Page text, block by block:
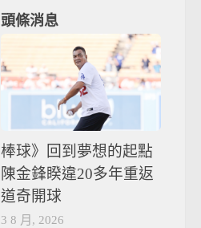
頭條消息
棒球》回到夢想的起點
陳金鋒睽違20多年重返
道奇開球
3 8 月, 2026